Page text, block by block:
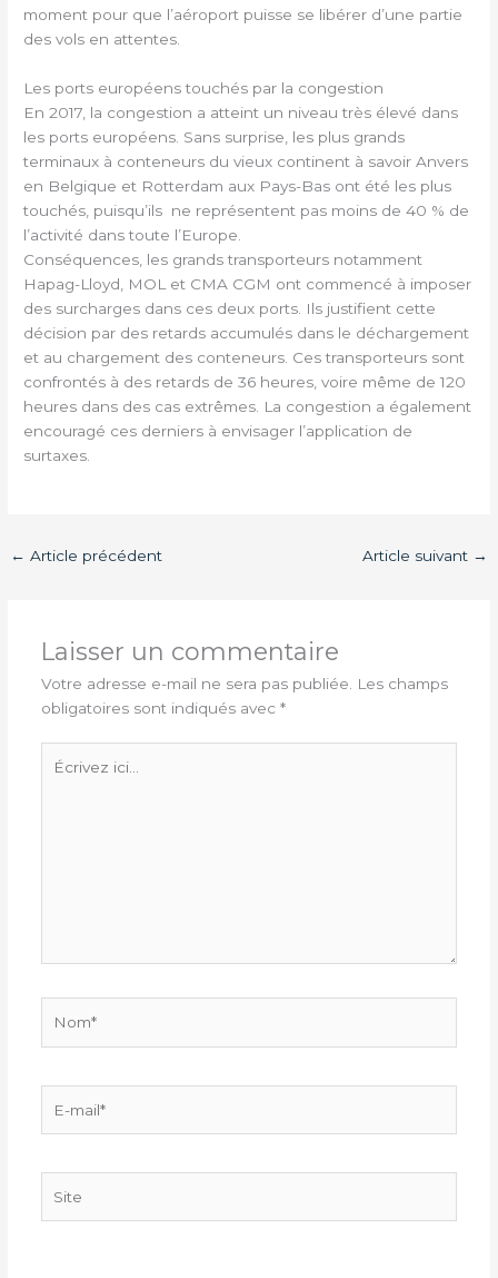
moment pour que l’aéroport puisse se libérer d’une partie
des vols en attentes.
Les ports européens touchés par la congestion
En 2017, la congestion a atteint un niveau très élevé dans
les ports européens. Sans surprise, les plus grands
terminaux à conteneurs du vieux continent à savoir Anvers
en Belgique et Rotterdam aux Pays-Bas ont été les plus
touchés, puisqu’ils ne représentent pas moins de 40 % de
l’activité dans toute l’Europe.
Conséquences, les grands transporteurs notamment
Hapag-Lloyd, MOL et CMA CGM ont commencé à imposer
des surcharges dans ces deux ports. Ils justifient cette
décision par des retards accumulés dans le déchargement
et au chargement des conteneurs. Ces transporteurs sont
confrontés à des retards de 36 heures, voire même de 120
heures dans des cas extrêmes. La congestion a également
encouragé ces derniers à envisager l’application de
surtaxes.
← Article précédent Article suivant →
Laisser un commentaire
Votre adresse e-mail ne sera pas publiée.
Les champs
obligatoires sont indiqués avec *
ici…
mail*